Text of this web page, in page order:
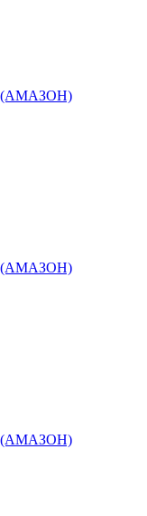
(АМАЗОН)
(АМАЗОН)
(АМАЗОН)